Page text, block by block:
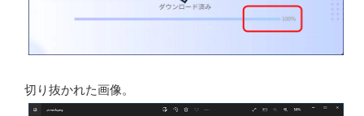
切り抜かれた画像。